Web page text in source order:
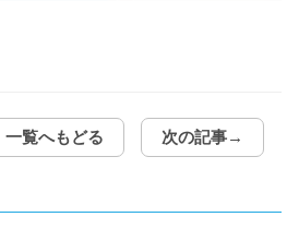
一覧へもどる 次の記事→